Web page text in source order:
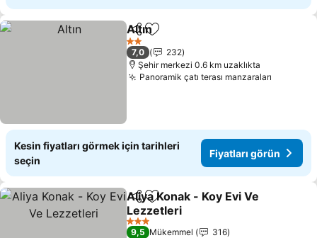
PaylaşFavorilerime ekle
Altın
2 Yıldız
7,0
232
Şehir merkezi 0.6 km uzaklıkta
Panoramik çatı terası manzaraları
Kesin fiyatları görmek için tarihleri
seçin
Fiyatları görün
PaylaşFavorilerime ekle
Aliya Konak - Koy Evi Ve
Lezzetleri
Fiyatları görün
3 Yıldız
9,5 Mükemmel
316